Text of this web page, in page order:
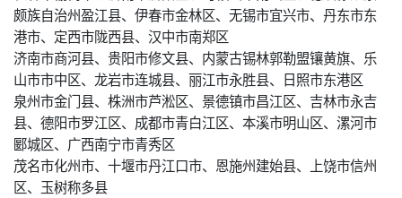
颇族自治州盈江县、伊春市金林区、无锡市宜兴市、丹东市东
港市、定西市陇西县、汉中市南郑区
济南市商河县、贵阳市修文县、内蒙古锡林郭勒盟镶黄旗、乐
山市市中区、龙岩市连城县、丽江市永胜县、日照市东港区
泉州市金门县、株洲市芦淞区、景德镇市昌江区、吉林市永吉
县、德阳市罗江区、成都市青白江区、本溪市明山区、漯河市
郾城区、广西南宁市青秀区
茂名市化州市、十堰市丹江口市、恩施州建始县、上饶市信州
区、玉树称多县